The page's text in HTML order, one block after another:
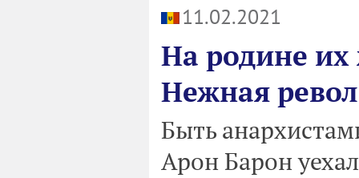
11.02.2021
На родине
Нежная
Быть
Арон Барон